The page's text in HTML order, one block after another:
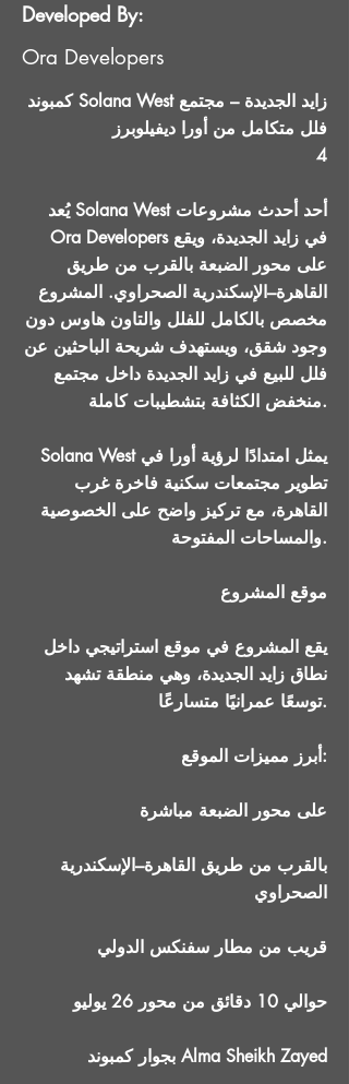
Developed By:
Ora Developers
كمبوند Solana West زايد الجديدة – مجتمع
فلل متكامل من أورا ديفيلوبرز
4
يُعد Solana West أحد أحدث مشروعات
Ora Developers في زايد الجديدة، ويقع
على محور الضبعة بالقرب من طريق
القاهرة–الإسكندرية الصحراوي. المشروع
مخصص بالكامل للفلل والتاون هاوس دون
وجود شقق، ويستهدف شريحة الباحثين عن
فلل للبيع في زايد الجديدة داخل مجتمع
منخفض الكثافة بتشطيبات كاملة.
Solana West يمثل امتدادًا لرؤية أورا في
تطوير مجتمعات سكنية فاخرة غرب
القاهرة، مع تركيز واضح على الخصوصية
والمساحات المفتوحة.
موقع المشروع
يقع المشروع في موقع استراتيجي داخل
نطاق زايد الجديدة، وهي منطقة تشهد
توسعًا عمرانيًا متسارعًا.
أبرز مميزات الموقع:
على محور الضبعة مباشرة
بالقرب من طريق القاهرة–الإسكندرية
الصحراوي
قريب من مطار سفنكس الدولي
حوالي 10 دقائق من محور 26 يوليو
بجوار كمبوند Alma Sheikh Zayed